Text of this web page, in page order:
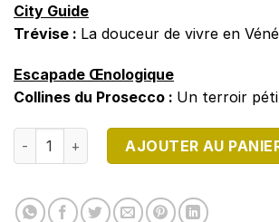
City Guide
Trévise : La douceur de vivre en
Escapade Œnologique
Collines du Prosecco : Un terroir
quantité de DIRECTION ITALIE N°17
AJOUTER AU